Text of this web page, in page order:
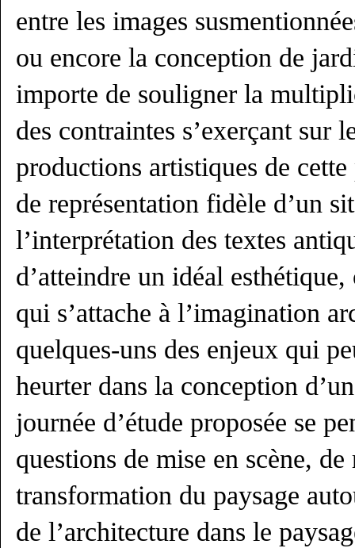
entre les images
ou encore la conception de
importe de souligner la
des contraintes s’exerçant sur
productions artistiques de
de représentation fidèle d’un
l’interprétation des textes
d’atteindre un idéal
qui s’attache à l’imagination
quelques-uns des enjeux qui
heurter dans la conception
journée d’étude proposée se
questions de mise en scène,
transformation du paysage
de l’architecture dans le